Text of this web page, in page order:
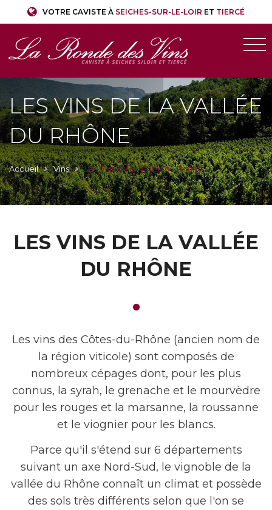
VOTRE CAVISTE À SEICHES-SUR-LE-LOIR ET TIERCÉ
LES VINS DE LA VALLÉE
DU RHÔNE
Accueil Vins Les Vins de la Vallée du Rhône
LES VINS DE LA VALLÉE
DU RHÔNE
Les vins des Côtes-du-Rhône (ancien nom de
la région viticole) sont composés de
nombreux cépages dont, pour les plus
connus, la syrah, le grenache et le mourvèdre
pour les rouges et la marsanne, la roussanne
et le viognier pour les blancs.
Parce qu'il s'étend sur 6 départements
suivant un axe Nord-Sud, le vignoble de la
vallée du Rhône connaît un climat et possède
des sols très différents selon que l'on se